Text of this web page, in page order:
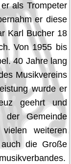
als Trompeter
er diese
Karl Bucher 18
Von 1955 bis
40 Jahre lang
Musikvereins
wurde er
geehrt und
der Gemeinde
weiteren
die Große